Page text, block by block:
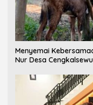
Menyemai
Nur Desa Cengkalsewu